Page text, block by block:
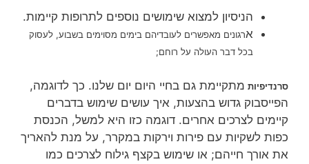
הניסיון למצוא שימושים נוספים לתרופות קיימות.
ארגונים מאפשרים לעובדיהם בימים מסוימים בשבוע, לעסוק
בכל דבר העולה על רוחם;
סרנדיפיות מתקיימת גם בחיי היום יום שלנו. כך לדוגמה,
הפייסבוק גדוש בהצעות, איך עושים שימוש בדברים
קיימים לצרכים אחרים. דוגמה כזו היא למשל, הכנסת
כפות לשקיות עם פירות וירקות במקרר, על מנת להאריך
את אורך חייהם; או שימוש בקצף גילוח לצרכים כמו